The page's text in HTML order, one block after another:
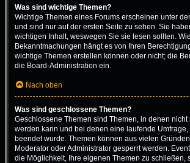
Was sind wichtige Themen?
Wichtige Themen eines Forums erscheinen unter
und sind nur auf der ersten Seite zu sehen. Sie
wichtigen Inhalt, weswegen Sie sie lesen sollten.
Bekanntmachungen hängt es von Ihren
wichtige Themen erstellen können oder nicht; die
die Board-Administration ein.
Nach oben
Was sind geschlossene Themen?
Geschlossene Themen sind Themen, in denen nicht
werden kann und bei denen eine laufende
beendet wurde. Themen können aus vielen
Moderator oder Administrator gesperrt werden.
die Möglichkeit, Ihre eigenen Themen zu schließen,